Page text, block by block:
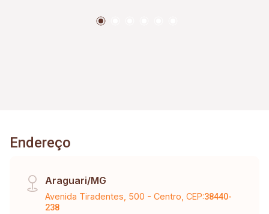
Endereço
Araguari/MG
Avenida Tiradentes, 500 - Centro, CEP:38440-
238